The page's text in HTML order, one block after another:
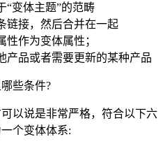
“变体主题”的范畴
链接，然后合并在一起
作为变体属性；
产品或者需要更新的某种产品
些条件?
以说是非常严格，符合以下六
个变体体系: